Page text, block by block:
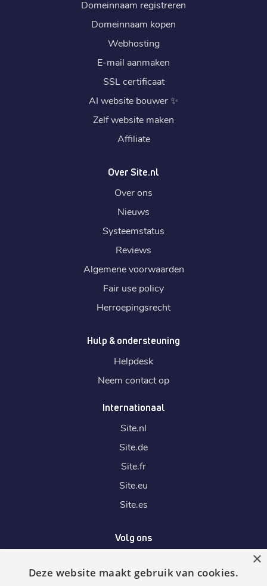
Domeinnaam registreren
Domeinnaam kopen
Webhosting
E-mail aanmaken
SSL certificaat
AI website bouwer✨
Zelf website maken
Affiliate
Over Site.nl
Over ons
Nieuws
Systeemstatus
Reviews
Algemene voorwaarden
Fair use policy
Herroepingsrecht
Hulp & ondersteuning
Helpdesk
Neem contact op
Internationaal
Site.nl
Site.de
Site.fr
Site.eu
Site.es
Volg ons
×
Deze website maakt gebruik van cookies.